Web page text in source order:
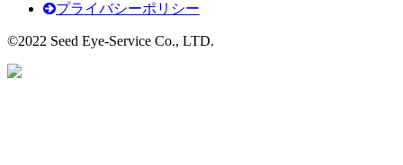
プライバシーポリシー
©2022 Seed Eye-Service Co., LTD.